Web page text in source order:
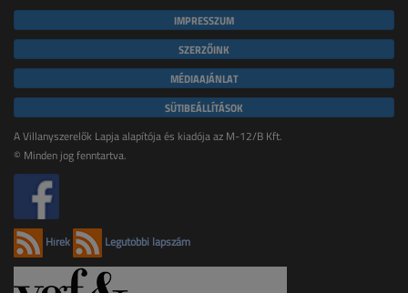
IMPRESSZUM
SZERZŐINK
MÉDIAAJÁNLAT
SÜTIBEÁLLÍTÁSOK
A Villanyszerelők Lapja alapítója és kiadója az M-12/B Kft.
© Minden jog fenntartva.
Hírek Legutóbbi lapszám